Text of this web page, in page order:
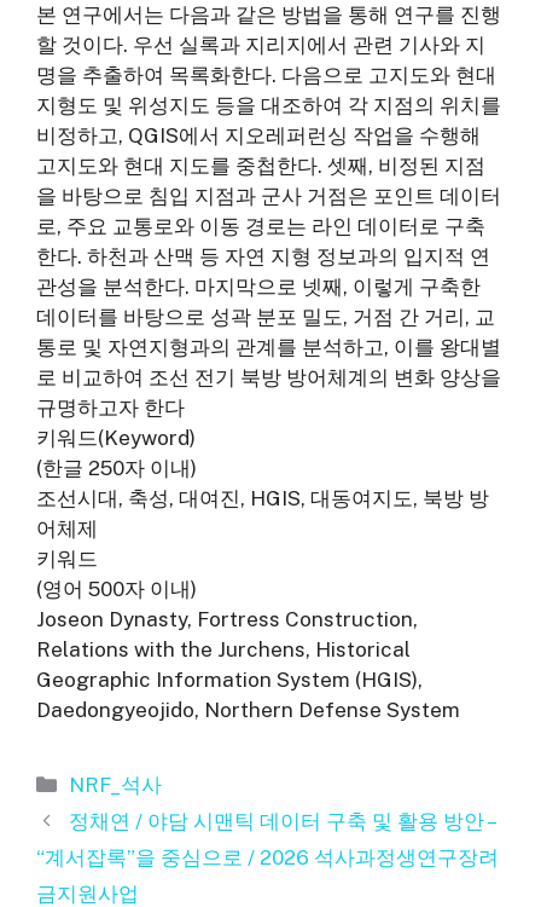
본 연구에서는 다음과 같은 방법을 통해 연구를 진행
할 것이다. 우선 실록과 지리지에서 관련 기사와 지
명을 추출하여 목록화한다. 다음으로 고지도와 현대
지형도 및 위성지도 등을 대조하여 각 지점의 위치를
비정하고, QGIS에서 지오레퍼런싱 작업을 수행해
고지도와 현대 지도를 중첩한다. 셋째, 비정된 지점
을 바탕으로 침입 지점과 군사 거점은 포인트 데이터
로, 주요 교통로와 이동 경로는 라인 데이터로 구축
한다. 하천과 산맥 등 자연 지형 정보과의 입지적 연
관성을 분석한다. 마지막으로 넷째, 이렇게 구축한
데이터를 바탕으로 성곽 분포 밀도, 거점 간 거리, 교
통로 및 자연지형과의 관계를 분석하고, 이를 왕대별
로 비교하여 조선 전기 북방 방어체계의 변화 양상을
규명하고자 한다
키워드(Keyword)
(한글 250자 이내)
조선시대, 축성, 대여진, HGIS, 대동여지도, 북방 방
어체제
키워드
(영어 500자 이내)
Joseon Dynasty, Fortress Construction,
Relations with the Jurchens, Historical
Geographic Information System (HGIS),
Daedongyeojido, Northern Defense System
카
테
고
리
NRF_석사
정채연 / 야담 시맨틱 데이터 구축 및 활용 방안 –
“계서잡록”을 중심으로 / 2026 석사과정생연구장려
금지원사업